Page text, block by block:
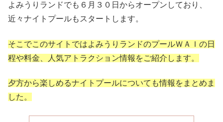
よみうりランドでも６月３０日からオープンしており、
近々ナイトプールもスタートします。
そこでこのサイトではよみうりランドのプールＷＡＩの日
程や料金、人気アトラクション情報をご紹介します。
夕方から楽しめるナイトプールについても情報をまとめま
した。